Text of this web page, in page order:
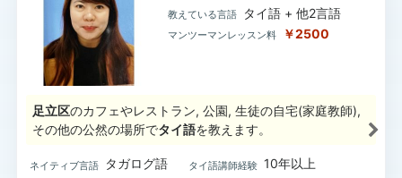
教えている言語 タイ語 + 他2言語
マンツーマンレッスン料 ￥2500
足立区のカフェやレストラン, 公園, 生徒の自宅(家庭教師),
その他の公然の場所でタイ語を教えます。
ネイティブ言語 タガログ語 タイ語講師経験 10年以上